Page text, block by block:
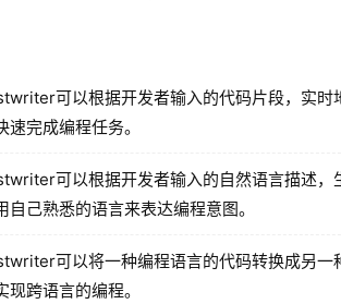
可以根据开发者输入的代码片段，实时
完成编程任务。
可以根据开发者输入的自然语言描述，
己熟悉的语言来表达编程意图。
可以将一种编程语言的代码转换成另一
跨语言的编程。